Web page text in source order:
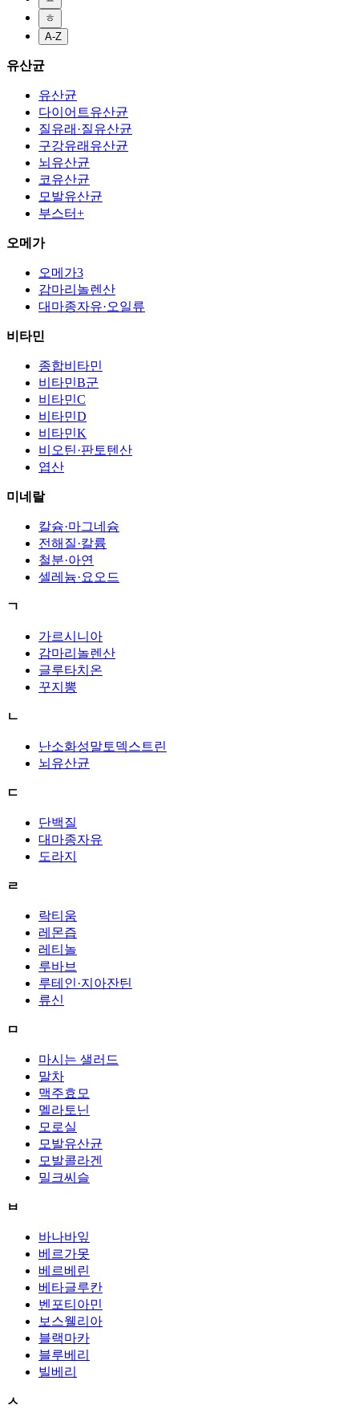
ㅎ
A-Z
유산균
유산균
다이어트유산균
질유래·질유산균
구강유래유산균
뇌유산균
코유산균
모발유산균
부스터+
오메가
오메가3
감마리놀렌산
대마종자유·오일류
비타민
종합비타민
비타민B군
비타민C
비타민D
비타민K
비오틴·판토텐산
엽산
미네랄
칼슘·마그네슘
전해질·칼륨
철분·아연
셀레늄·요오드
ㄱ
가르시니아
감마리놀렌산
글루타치온
꾸지뽕
ㄴ
난소화성말토덱스트린
뇌유산균
ㄷ
단백질
대마종자유
도라지
ㄹ
락티움
레몬즙
레티놀
루바브
루테인·지아잔틴
류신
ㅁ
마시는 샐러드
말차
맥주효모
멜라토닌
모로실
모발유산균
모발콜라겐
밀크씨슬
ㅂ
바나바잎
베르가못
베르베린
베타글루칸
벤포티아민
보스웰리아
블랙마카
블루베리
빌베리
ㅅ